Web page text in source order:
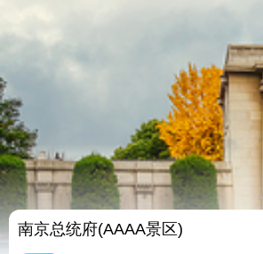
南京总统府(AAAA景区)